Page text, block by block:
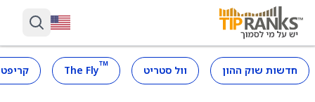
חדשות שוק ההון וול סטריט ™
The Fly